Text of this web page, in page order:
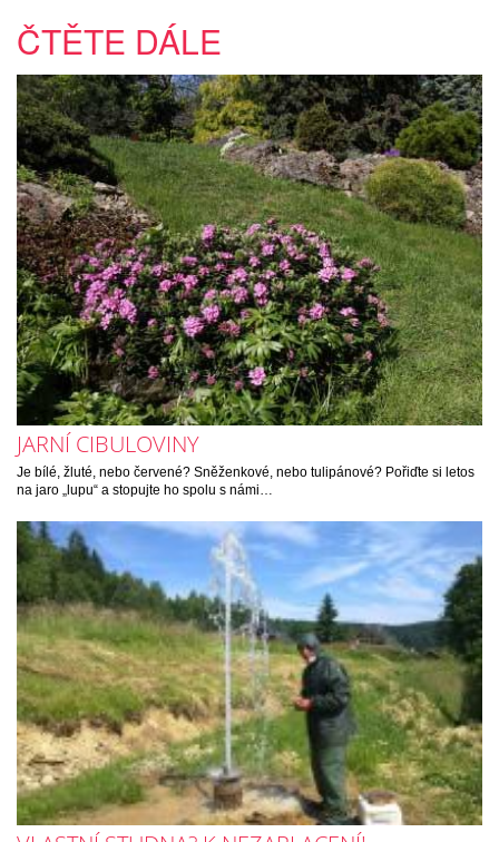
ČTĚTE DÁLE
JARNÍ CIBULOVINY
Je bílé, žluté, nebo červené? Sněženkové, nebo tulipánové? Pořiďte si letos
na jaro „lupu“ a stopujte ho spolu s námi…